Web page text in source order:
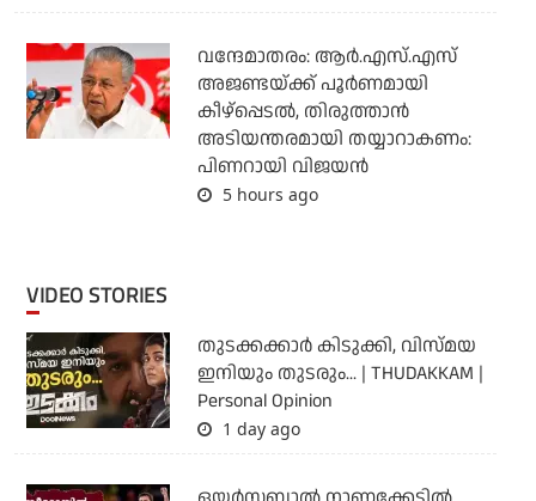
വന്ദേമാതരം: ആര്‍.എസ്.എസ്
അജണ്ടയ്ക്ക് പൂര്‍ണമായി
കീഴ്‌പ്പെടല്‍, തിരുത്താന്‍
അടിയന്തരമായി തയ്യാറാകണം:
പിണറായി വിജയന്‍
5 hours ago
VIDEO STORIES
തുടക്കക്കാര്‍ കിടുക്കി, വിസ്മയ
ഇനിയും തുടരും... | THUDAKKAM |
Personal Opinion
1 day ago